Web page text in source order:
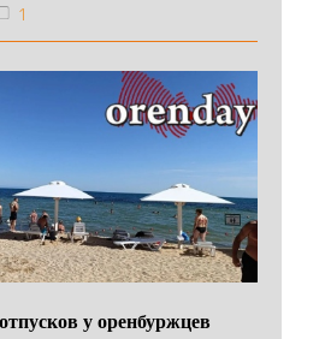
1
у оренбуржцев